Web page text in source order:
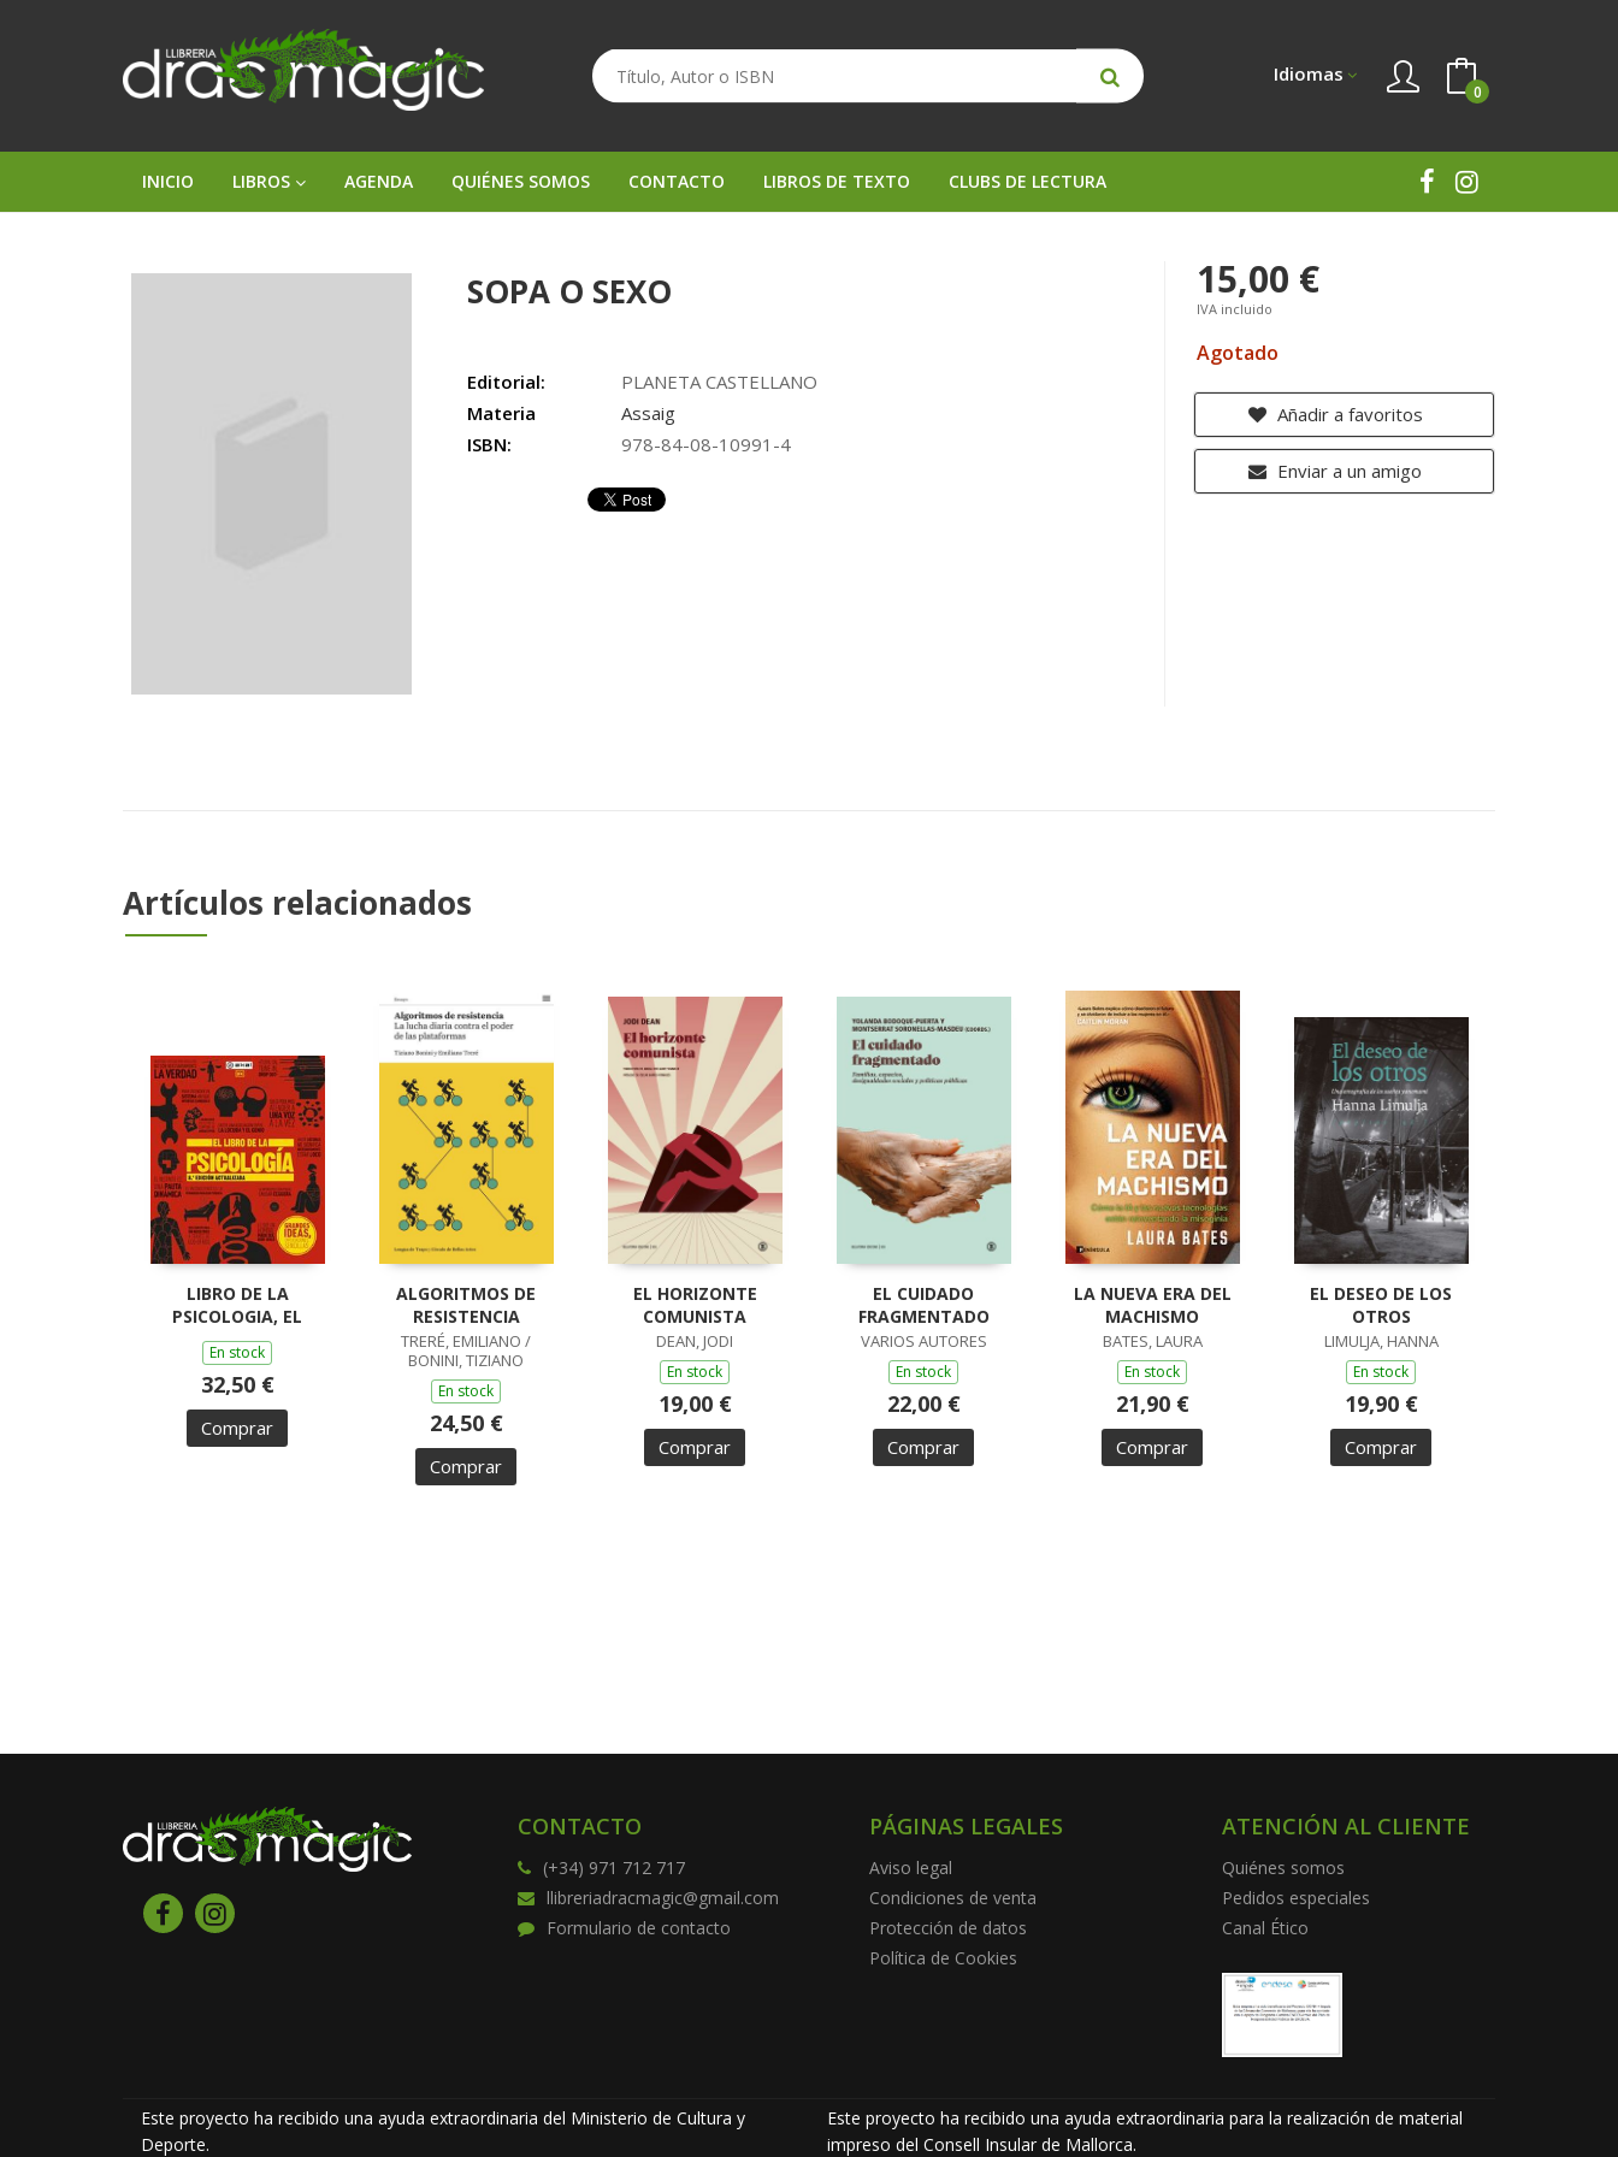
Idiomas
0
INICIO LIBROS AGENDA QUIÉNES SOMOS CONTACTO LIBROS DE TEXTO CLUBS DE LECTURA
SOPA O SEXO
Editorial:
PLANETA CASTELLANO
Materia
Assaig
ISBN:
978-84-08-10991-4
15,00 €
IVA incluido
Agotado
Añadir a favoritos
Enviar a un amigo
Artículos relacionados
LIBRO DE LA
PSICOLOGIA, EL
En stock
32,50 €
Comprar
ALGORITMOS DE
RESISTENCIA
TRERÉ, EMILIANO /
BONINI, TIZIANO
En stock
24,50 €
Comprar
EL HORIZONTE
COMUNISTA
DEAN, JODI
En stock
19,00 €
Comprar
EL CUIDADO
FRAGMENTADO
VARIOS AUTORES
En stock
22,00 €
Comprar
LA NUEVA ERA DEL
MACHISMO
BATES, LAURA
En stock
21,90 €
Comprar
EL DESEO DE LOS
OTROS
LIMULJA, HANNA
En stock
19,90 €
Comprar
CONTACTO
(+34) 971 712 717
llibreriadracmagic@gmail.com
Formulario de contacto
PÁGINAS LEGALES
Aviso legal
Condiciones de venta
Protección de datos
Política de Cookies
ATENCIÓN AL CLIENTE
Quiénes somos
Pedidos especiales
Canal Ético
Este proyecto ha recibido una ayuda extraordinaria del Ministerio de Cultura y
Deporte.
Este proyecto ha recibido una ayuda extraordinaria para la realización de material
impreso del Consell Insular de Mallorca.